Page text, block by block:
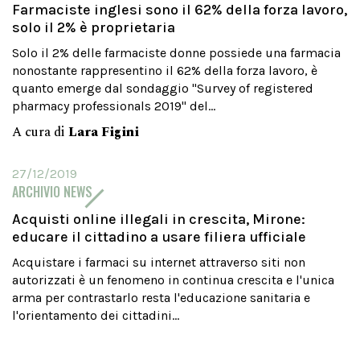
Farmaciste inglesi sono il 62% della forza lavoro,
solo il 2% è proprietaria
Solo il 2% delle farmaciste donne possiede una farmacia
nonostante rappresentino il 62% della forza lavoro, è
quanto emerge dal sondaggio "Survey of registered
pharmacy professionals 2019" del...
A cura di Lara Figini
27/12/2019
ARCHIVIO NEWS
Acquisti online illegali in crescita, Mirone:
educare il cittadino a usare filiera ufficiale
Acquistare i farmaci su internet attraverso siti non
autorizzati è un fenomeno in continua crescita e l'unica
arma per contrastarlo resta l'educazione sanitaria e
l'orientamento dei cittadini...